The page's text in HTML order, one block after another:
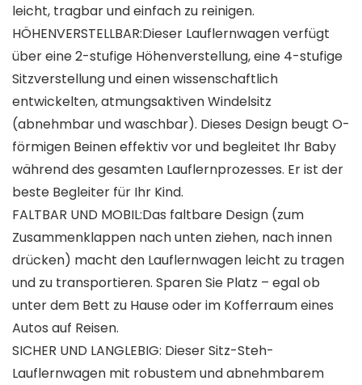
leicht, tragbar und einfach zu reinigen.
HÖHENVERSTELLBAR:Dieser Lauflernwagen verfügt
über eine 2-stufige Höhenverstellung, eine 4-stufige
Sitzverstellung und einen wissenschaftlich
entwickelten, atmungsaktiven Windelsitz
(abnehmbar und waschbar). Dieses Design beugt O-
förmigen Beinen effektiv vor und begleitet Ihr Baby
während des gesamten Lauflernprozesses. Er ist der
beste Begleiter für Ihr Kind.
FALTBAR UND MOBIL:Das faltbare Design (zum
Zusammenklappen nach unten ziehen, nach innen
drücken) macht den Lauflernwagen leicht zu tragen
und zu transportieren. Sparen Sie Platz – egal ob
unter dem Bett zu Hause oder im Kofferraum eines
Autos auf Reisen.
SICHER UND LANGLEBIG: Dieser Sitz-Steh-
Lauflernwagen mit robustem und abnehmbarem